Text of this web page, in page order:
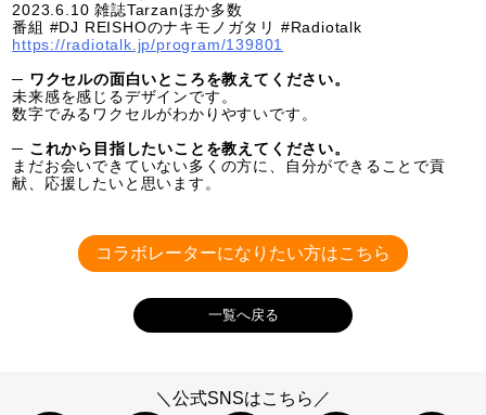
2023.6.10 雑誌Tarzanほか多数
番組 #DJ REISHOのナキモノガタリ #Radiotalk
https://radiotalk.jp/program/139801
─ ワクセルの面白いところを教えてください。
未来感を感じるデザインです。
数字でみるワクセルがわかりやすいです。
─ これから目指したいことを教えてください。
まだお会いできていない多くの方に、自分ができることで貢
献、応援したいと思います。
コラボレーターになりたい方はこちら
一覧へ戻る
＼公式SNSはこちら／